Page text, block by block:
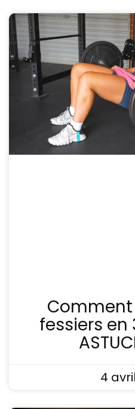
fessiers en
4